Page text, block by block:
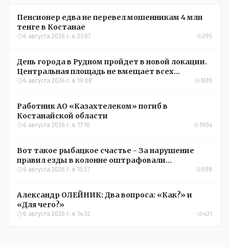
Пенсионер едва не перевел мошенникам 4 млн
тенге в Костанае
6 августа 2026 г. в 21:07 295
День города в Рудном пройдет в новой локации.
Центральная площадь не вмещает всех
желающих
6 августа 2026 г. в 19:08 1619
Работник АО «Казахтелеком» погиб в
Костанайской области
6 августа 2026 г. в 17:10 1904
Вот такое рыбацкое счастье - За нарушение
правил езды в колонне оштрафовали
участников соревнований в Аркалыке
6 августа 2026 г. в 15:57 598
Александр ОЛЕЙНИК: Два вопроса: «Как?» и
«Для чего?»
6 августа 2026 г. в 14:32 431